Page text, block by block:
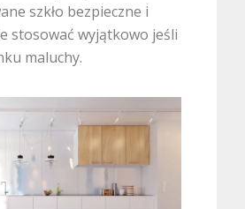
szkło bezpieczne i
stosować wyjątkowo jeśli
maluchy.